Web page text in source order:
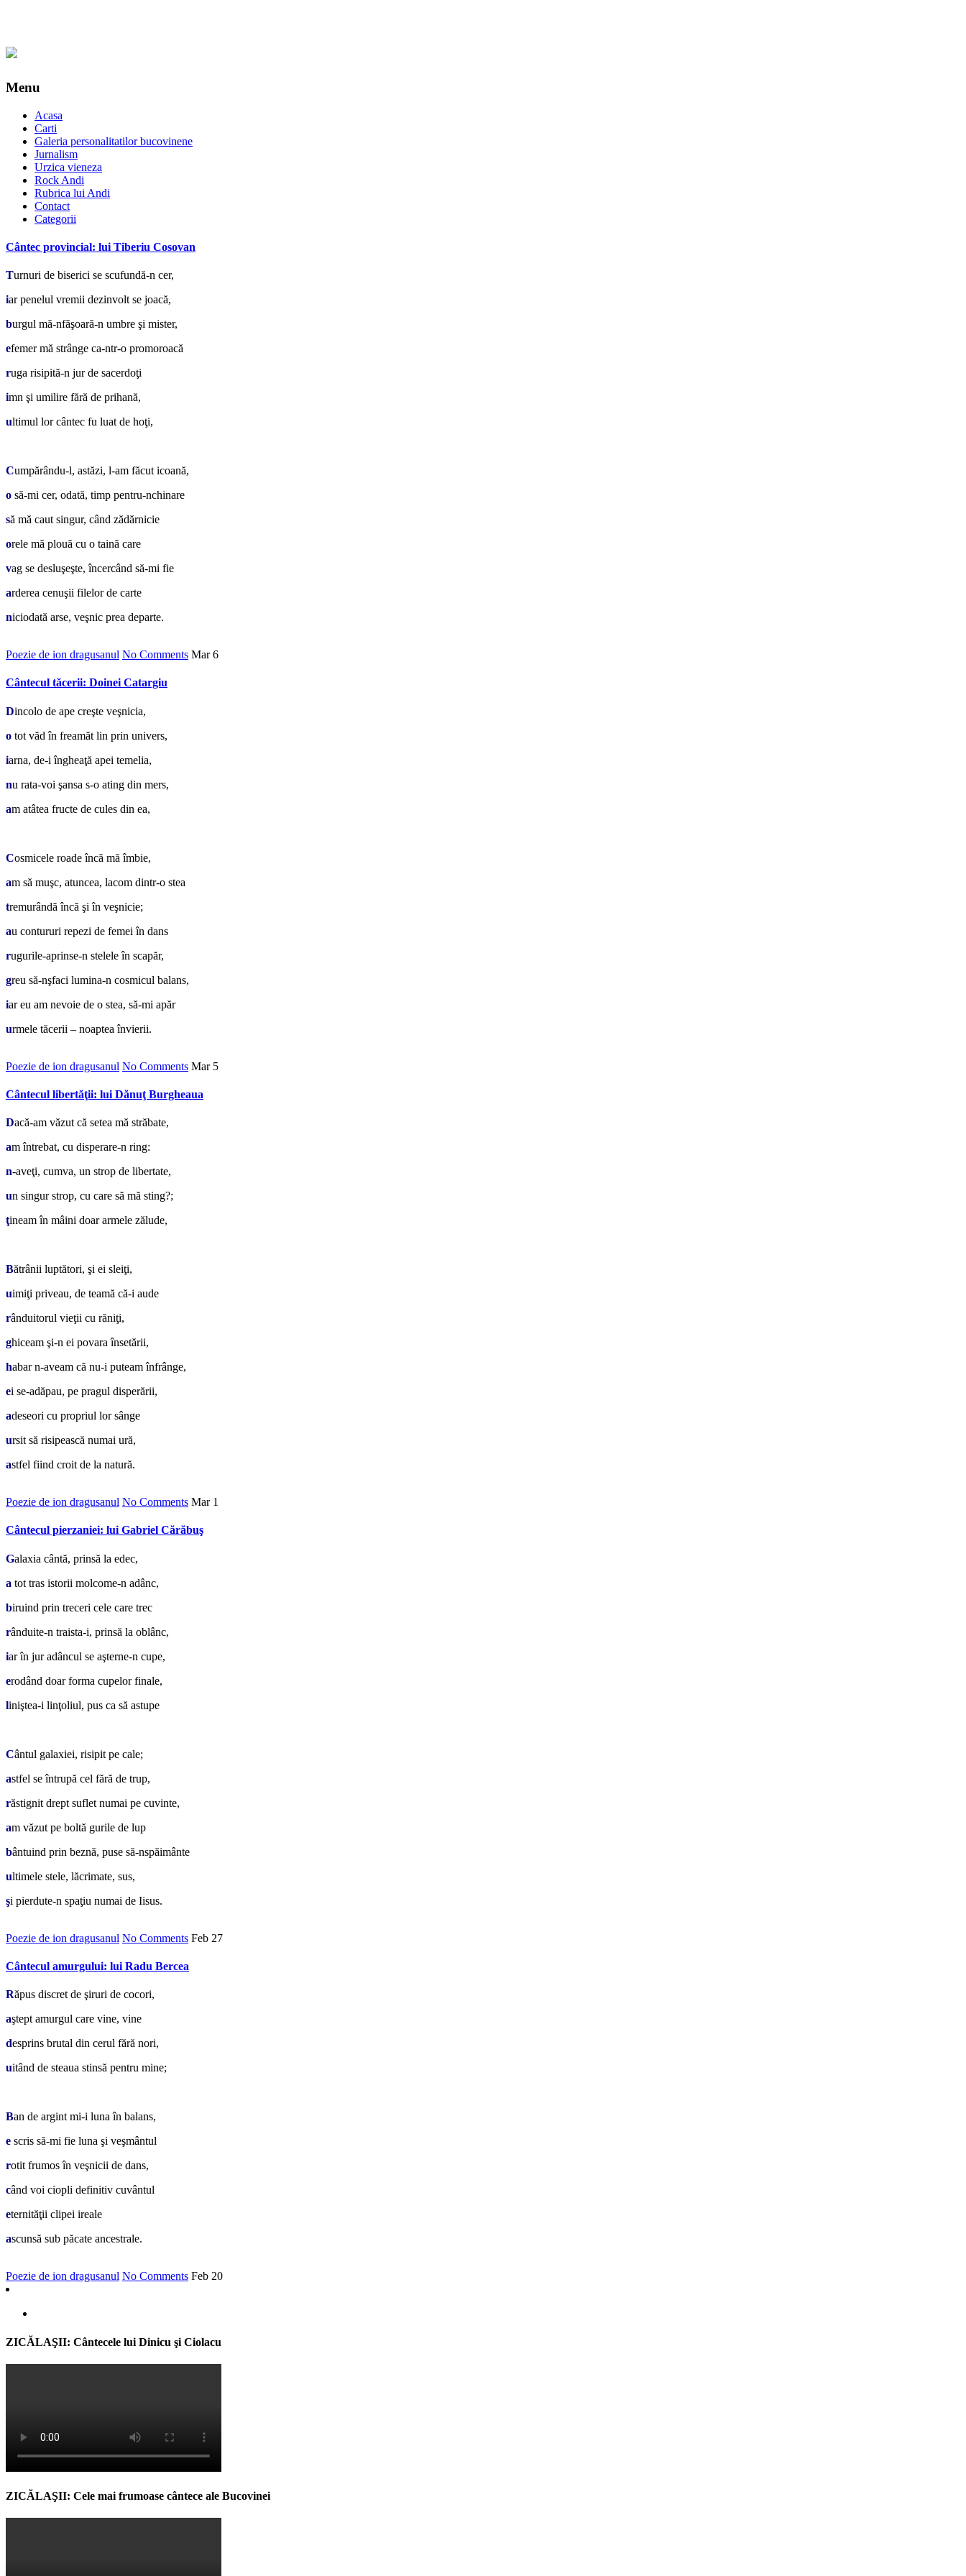
Menu
Acasa
Carti
Galeria personalitatilor bucovinene
Jurnalism
Urzica vieneza
Rock Andi
Rubrica lui Andi
Contact
Categorii
Cântec provincial: lui Tiberiu Cosovan
Turnuri de biserici se scufundă-n cer,
iar penelul vremii dezinvolt se joacă,
burgul mă-nfăşoară-n umbre şi mister,
efemer mă strânge ca-ntr-o promoroacă
ruga risipită-n jur de sacerdoţi
imn şi umilire fără de prihană,
ultimul lor cântec fu luat de hoţi,
Cumpărându-l, astăzi, l-am făcut icoană,
o să-mi cer, odată, timp pentru-nchinare
să mă caut singur, când zădărnicie
orele mă plouă cu o taină care
vag se desluşeşte, încercând să-mi fie
arderea cenuşii filelor de carte
niciodată arse, veşnic prea departe.
Poezie de ion dragusanul No Comments Mar 6
Cântecul tăcerii: Doinei Catargiu
Dincolo de ape creşte veşnicia,
o tot văd în freamăt lin prin univers,
iarna, de-i îngheaţă apei temelia,
nu rata-voi şansa s-o ating din mers,
am atâtea fructe de cules din ea,
Cosmicele roade încă mă îmbie,
am să muşc, atuncea, lacom dintr-o stea
tremurândă încă şi în veşnicie;
au contururi repezi de femei în dans
rugurile-aprinse-n stelele în scapăr,
greu să-nşfaci lumina-n cosmicul balans,
iar eu am nevoie de o stea, să-mi apăr
urmele tăcerii – noaptea învierii.
Poezie de ion dragusanul No Comments Mar 5
Cântecul libertăţii: lui Dănuţ Burgheaua
Dacă-am văzut că setea mă străbate,
am întrebat, cu disperare-n ring:
n-aveţi, cumva, un strop de libertate,
un singur strop, cu care să mă sting?;
ţineam în mâini doar armele zălude,
Bătrânii luptători, şi ei sleiţi,
uimiţi priveau, de teamă că-i aude
rânduitorul vieţii cu răniţi,
ghiceam şi-n ei povara însetării,
habar n-aveam că nu-i puteam înfrânge,
ei se-adăpau, pe pragul disperării,
adeseori cu propriul lor sânge
ursit să risipească numai ură,
astfel fiind croit de la natură.
Poezie de ion dragusanul No Comments Mar 1
Cântecul pierzaniei: lui Gabriel Cărăbuş
Galaxia cântă, prinsă la edec,
a tot tras istorii molcome-n adânc,
biruind prin treceri cele care trec
rânduite-n traista-i, prinsă la oblânc,
iar în jur adâncul se aşterne-n cupe,
erodând doar forma cupelor finale,
liniştea-i linţoliul, pus ca să astupe
Cântul galaxiei, risipit pe cale;
astfel se întrupă cel fără de trup,
răstignit drept suflet numai pe cuvinte,
am văzut pe boltă gurile de lup
bântuind prin beznă, puse să-nspăimânte
ultimele stele, lăcrimate, sus,
şi pierdute-n spaţiu numai de Iisus.
Poezie de ion dragusanul No Comments Feb 27
Cântecul amurgului: lui Radu Bercea
Răpus discret de şiruri de cocori,
aştept amurgul care vine, vine
desprins brutal din cerul fără nori,
uitând de steaua stinsă pentru mine;
Ban de argint mi-i luna în balans,
e scris să-mi fie luna şi veşmântul
rotit frumos în veşnicii de dans,
când voi ciopli definitiv cuvântul
eternităţii clipei ireale
ascunsă sub păcate ancestrale.
Poezie de ion dragusanul No Comments Feb 20
ZICĂLAŞII: Cântecele lui Dinicu şi Ciolacu
ZICĂLAŞII: Cele mai frumoase cântece ale Bucovinei